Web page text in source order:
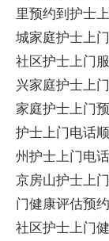
里预约到护士
城家庭护士上
社区护士上门
兴家庭护士上
家庭护士上门
护士上门电话
州护士上门电
京房山护士上
门健康评估预
社区护士上门